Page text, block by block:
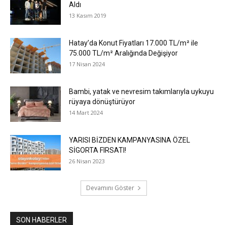
Aldı
13 Kasım 2019
Hatay’da Konut Fiyatları 17.000 TL/m² ile
75.000 TL/m² Aralığında Değişiyor
17 Nisan 2024
Bambi, yatak ve nevresim takımlarıyla uykuyu
rüyaya dönüştürüyor
14 Mart 2024
YARISI BİZDEN KAMPANYASINA ÖZEL
SİGORTA FIRSATI!
26 Nisan 2023
Devamını Göster
SON HABERLER